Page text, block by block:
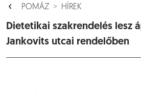
POMÁZ HÍREK
Dietetikai szakrendelés lesz
Jankovits utcai rendelőben